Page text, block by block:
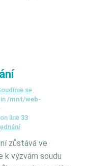
se
/mnt/web-
on line 33
zůstává ve
k výzvám soudu